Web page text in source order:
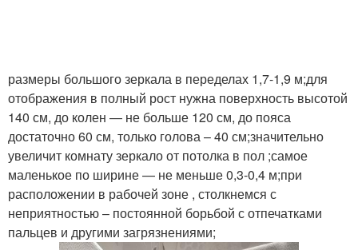
размеры большого зеркала в переделах 1,7-1,9 м;для
отображения в полный рост нужна поверхность высотой
140 см, до колен — не больше 120 см, до пояса
достаточно 60 см, только голова – 40 см;значительно
увеличит комнату зеркало от потолка в пол ;самое
маленькое по ширине — не меньше 0,3-0,4 м;при
расположении в рабочей зоне , столкнемся с
неприятностью – постоянной борьбой с отпечатками
пальцев и другими загрязнениями;